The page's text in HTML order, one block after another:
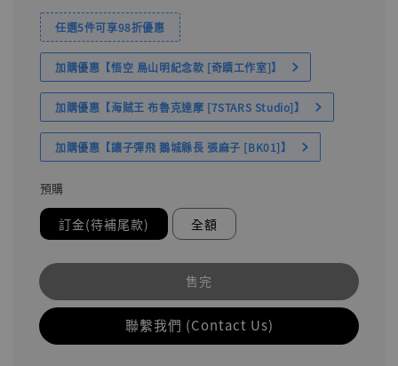
任選5件可享98折優惠
加購優惠【悟空 鳥山明紀念款 [奇蹟工作室]】
加購優惠【海賊王 布魯克達摩 [7STARS Studio]】
加購優惠【讓子彈飛 鵝城縣長 張麻子 [BK01]】
預購
訂金(待補尾款) 全額
售完
聯繫我們 (Contact Us)